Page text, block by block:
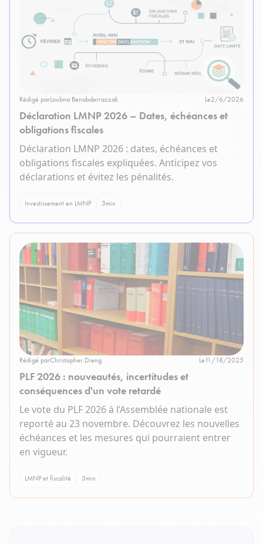
Rédigé parLoubna Benabderrazzak Le2/6/2026
Déclaration LMNP 2026 – Dates, échéances et
obligations fiscales
Déclaration LMNP 2026 : dates, échéances et
obligations fiscales expliquées. Anticipez vos
déclarations et évitez les pénalités.
Investissement en LMNP 3min
Rédigé parChristopher Dieng Le11/18/2025
PLF 2026 : nouveautés, incertitudes et
conséquences d'un vote retardé
Le vote du PLF 2026 à l’Assemblée nationale est
reporté au 23 novembre. Découvrez les nouvelles
échéances et les mesures qui pourraient entrer
en vigueur.
LMNP et fiscalité 3min